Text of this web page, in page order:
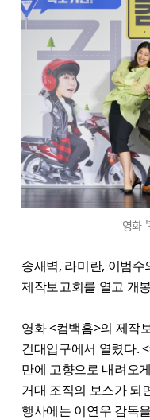
영화
송새벽, 라미란, 이범
제작보고회를 열고 개
영화 <컴백홈>의 제작
건대입구에서 열렸다.
만에 고향으로 내려오
거대 조직의 보스가 되
행사에는 이연우 감독